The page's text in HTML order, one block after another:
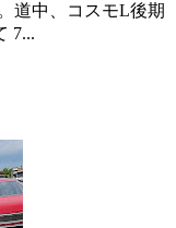
道中、コスモL後期
7...